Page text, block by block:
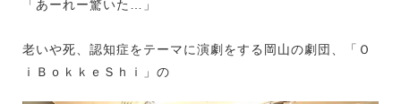
「あーれー驚いた…」
老いや死、認知症をテーマに演劇をする岡山の劇団、「Ｏ
ｉＢｏｋｋｅＳｈｉ」の